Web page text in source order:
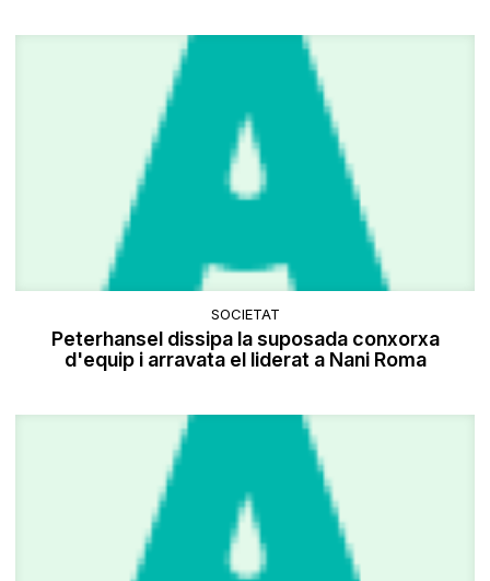
SOCIETAT
Peterhansel dissipa la suposada conxorxa
d'equip i arravata el liderat a Nani Roma